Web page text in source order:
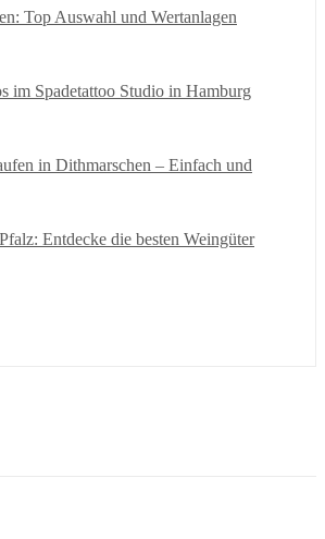
Top Auswahl und Wertanlagen
im Spadetattoo Studio in Hamburg
in Dithmarschen – Einfach und
Entdecke die besten Weingüter